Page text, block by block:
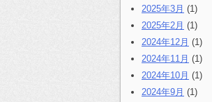
2025年3月 (1)
2025年2月 (1)
2024年12月 (1)
2024年11月 (1)
2024年10月 (1)
2024年9月 (1)